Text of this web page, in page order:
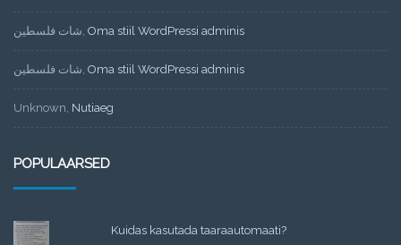
شات فلسطين, Oma stiil WordPressi adminis
شات فلسطين, Oma stiil WordPressi adminis
Unknown, Nutiaeg
POPULAARSED
Kuidas kasutada taaraautomaati?